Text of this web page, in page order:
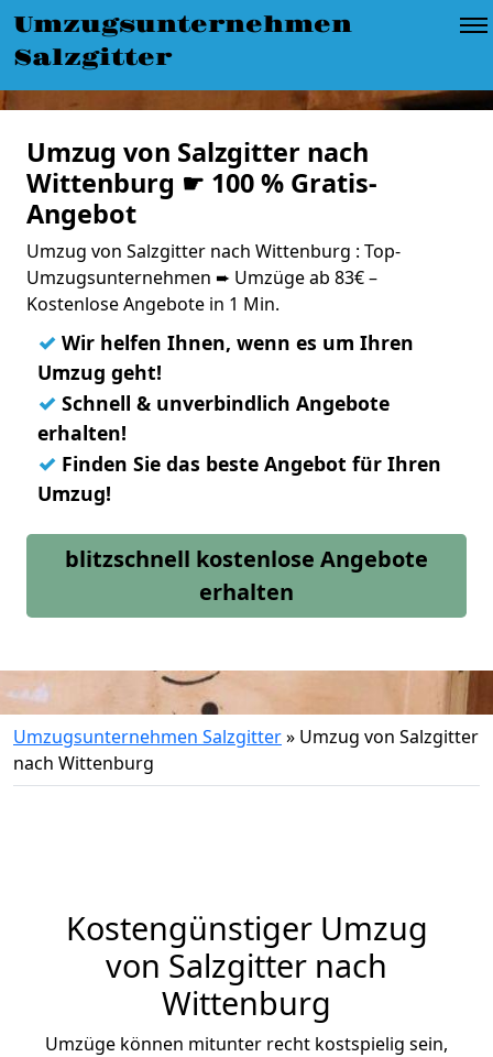
Umzugsunternehmen
Salzgitter
Umzug von Salzgitter nach
Wittenburg ☛ 100 % Gratis-
Angebot
Umzug von Salzgitter nach Wittenburg : Top-
Umzugsunternehmen ➨ Umzüge ab 83€ –
Kostenlose Angebote in 1 Min.
✓ Wir helfen Ihnen, wenn es um Ihren
Umzug geht!
✓ Schnell & unverbindlich Angebote
erhalten!
✓ Finden Sie das beste Angebot für Ihren
Umzug!
blitzschnell kostenlose Angebote
erhalten
Umzugsunternehmen Salzgitter» Umzug von Salzgitter
nach Wittenburg
Kostengünstiger Umzug
von Salzgitter nach
Wittenburg
Umzüge können mitunter recht kostspielig sein,